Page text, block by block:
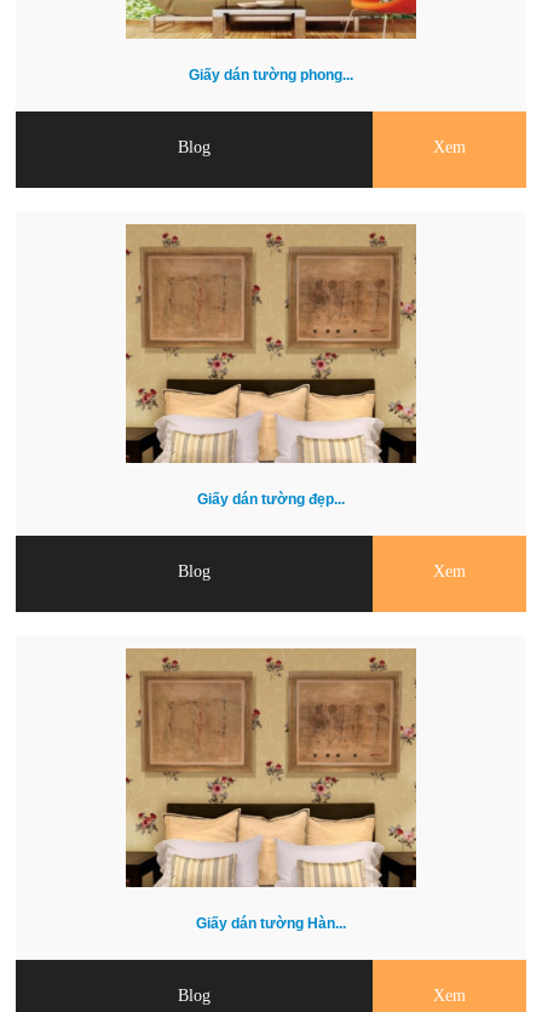
Giấy dán tường phong...
Blog Xem
Giấy dán tường đẹp...
Blog Xem
Giấy dán tường Hàn...
Blog Xem